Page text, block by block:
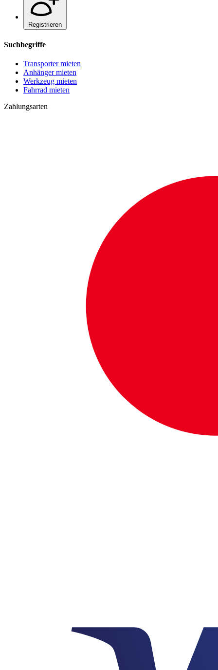
Registrieren
Suchbegriffe
Transporter mieten
Anhänger mieten
Werkzeug mieten
Fahrrad mieten
Zahlungsarten